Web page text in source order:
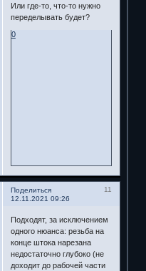
Или где-то, что-то нужно
переделывать будет?
0
Поделиться
11
12.11.2021 09:26
Подходят, за исключением
одного нюанса: резьба на
конце штока нарезана
недостаточно глубоко (не
доходит до рабочей части